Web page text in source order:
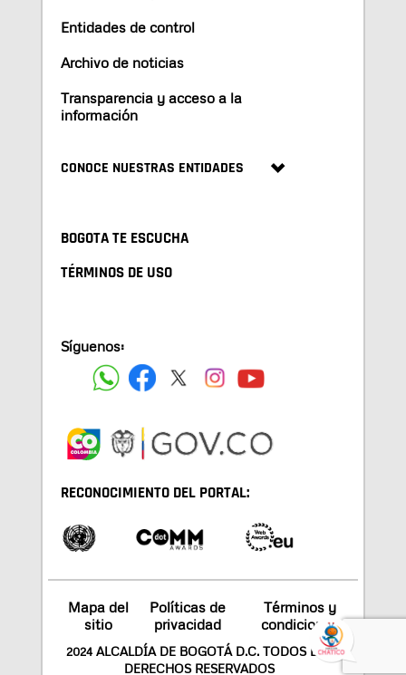
Entidades de control
Archivo de noticias
Transparencia y acceso a la
información
CONOCE NUESTRAS ENTIDADES
BOGOTA TE ESCUCHA
TÉRMINOS DE USO
Síguenos:
RECONOCIMIENTO DEL PORTAL:
Mapa del
sitio
Políticas de
privacidad
Términos y
condiciones
2024 ALCALDÍA DE BOGOTÁ D.C. TODOS LOS
DERECHOS RESERVADOS